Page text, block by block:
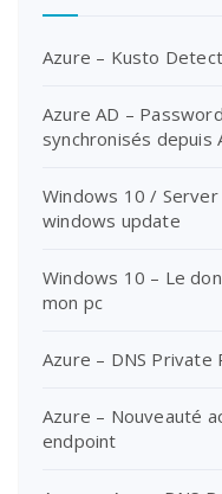
Azure – Kusto
Azure AD –
synchronisés depuis
Windows 10 /
windows update
Windows 10 – Le
mon pc
Azure – DNS Private
Azure – Nouveauté
endpoint